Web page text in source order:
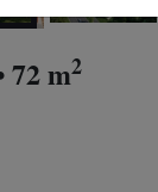
72 m2